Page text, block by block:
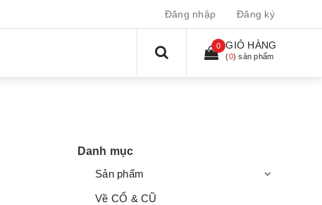
Đăng nhập Đăng ký
0 GIỎ HÀNG
(0) sản phẩm
Danh mục
Sản phẩm
Về CỔ & CŨ